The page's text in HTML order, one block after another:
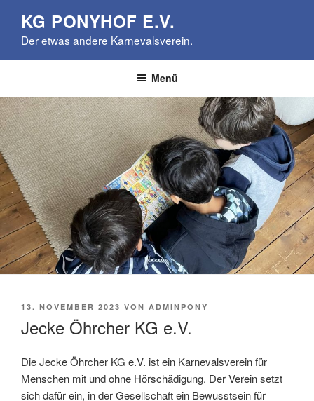
springen
KG PONYHOF E.V.
Der etwas andere Karnevalsverein.
Menü
VERÖFFENTLICHT
13. NOVEMBER 2023 VON ADMINPONY
Jecke Öhrcher KG e.V.
Die Jecke Öhrcher KG e.V. ist ein Karnevalsverein für
Menschen mit und ohne Hörschädigung. Der Verein setzt
sich dafür ein, in der Gesellschaft ein Bewusstsein für